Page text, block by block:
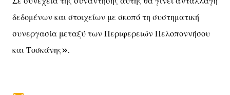
δεδομένων και στοιχείων με σκοπό τη συστηματική
συνεργασία μεταξύ των Περιφερειών Πελοποννήσου
και Τοσκάνης».